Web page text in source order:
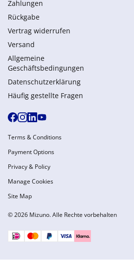
Zahlungen
Rückgabe
Vertrag widerrufen
Versand
Allgemeine
Geschäftsbedingungen
Datenschutzerklärung
Häufig gestellte Fragen
© 2026 Mizuno. Alle Rechte vorbehalten
Terms & Conditions
Payment Options
Privacy & Policy
Manage Cookies
Site Map